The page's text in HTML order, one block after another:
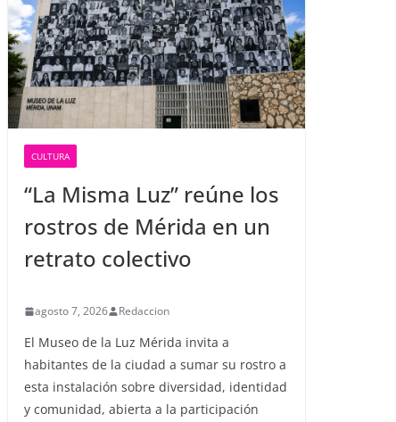
CULTURA
“La Misma Luz” reúne los
rostros de Mérida en un
retrato colectivo
agosto 7, 2026 Redaccion
El Museo de la Luz Mérida invita a
habitantes de la ciudad a sumar su rostro a
esta instalación sobre diversidad, identidad
y comunidad, abierta a la participación